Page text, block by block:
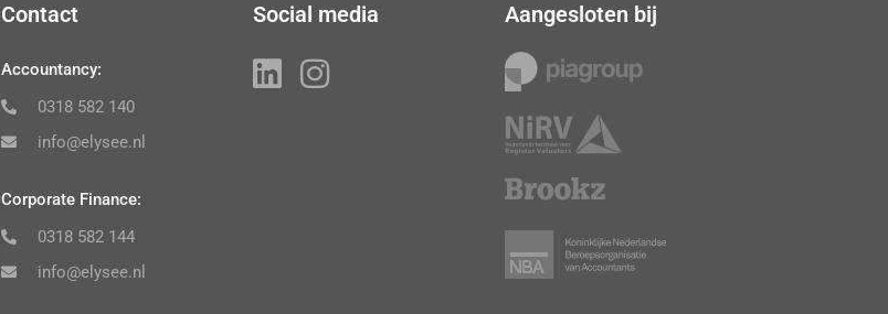
Contact
Accountancy:
0318 582 140
info@elysee.nl
Corporate Finance:
0318 582 144
info@elysee.nl
Social media Aangesloten bij